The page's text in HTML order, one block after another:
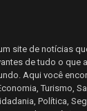
site de notícias
de tudo o que
Aqui você
Turismo,
Política,